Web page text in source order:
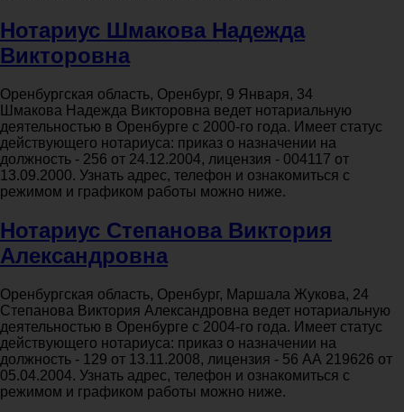
Нотариус Шмакова Надежда
Викторовна
Оренбургская область, Оренбург, 9 Января, 34
Шмакова Надежда Викторовна ведет нотариальную
деятельностью в Оренбурге с 2000-го года. Имеет статус
действующего нотариуса: приказ о назначении на
должность - 256 от 24.12.2004, лицензия - 004117 от
13.09.2000. Узнать адрес, телефон и ознакомиться с
режимом и графиком работы можно ниже.
Нотариус Степанова Виктория
Александровна
Оренбургская область, Оренбург, Маршала Жукова, 24
Степанова Виктория Александровна ведет нотариальную
деятельностью в Оренбурге с 2004-го года. Имеет статус
действующего нотариуса: приказ о назначении на
должность - 129 от 13.11.2008, лицензия - 56 АА 219626 от
05.04.2004. Узнать адрес, телефон и ознакомиться с
режимом и графиком работы можно ниже.